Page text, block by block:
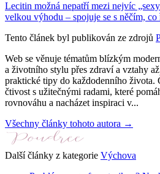
Lecitin možná nepatří mezi nejvíc
velkou výhodu – spojuje se s něčím, co
Tento článek byl publikován ze zdrojů
Web se věnuje tématům blízkým
a životního stylu přes zdraví a vztahy
praktické tipy do každodenního
čtivost s užitečnými radami, které
rovnováhu a nacházet inspiraci v...
Všechny články tohoto autora →
Další články z kategorie Výchova